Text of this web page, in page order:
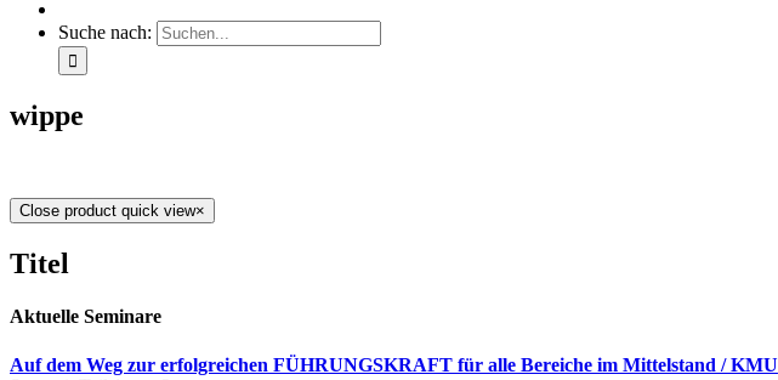
Suche nach:
wippe
Close product quick view×
Titel
Aktuelle Seminare
Auf dem Weg zur erfolgreichen FÜHRUNGSKRAFT für alle Bereiche im Mittelstand / KMU